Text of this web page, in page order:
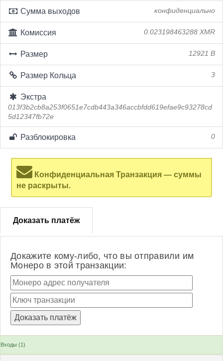
Сумма выходов конфиденциально
Комиссия 0.023198463288 XMR
Размер 12921 B
Размер Кольца 3
Экстра
013f3b2cb8a253f0651e7cdb443a346accbfdd619efae9c93278cd
5d12347fb72e
Разблокировка 0
Конфиденциальная Транзакция — суммы
не раскрыты.
Доказать платёж
Докажите кому-либо, что вы отправили им
Монеро в этой транзакции:
Входы (1)